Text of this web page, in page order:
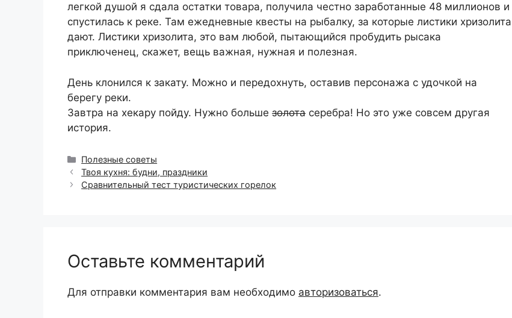
легкой душой я сдала остатки товара, получила честно заработанные 48 миллионов и
спустилась к реке. Там ежедневные квесты на рыбалку, за которые листики хризолита
дают. Листики хризолита, это вам любой, пытающийся пробудить рысака
приключенец, скажет, вещь важная, нужная и полезная.
День клонился к закату. Можно и передохнуть, оставив персонажа с удочкой на
берегу реки.
Завтра на хекару пойду. Нужно больше золота серебра! Но это уже совсем другая
история.
Рубрики
Полезные советы
Твоя кухня: будни, праздники
Сравнительный тест туристических горелок
Оставьте комментарий
Для отправки комментария вам необходимо авторизоваться.